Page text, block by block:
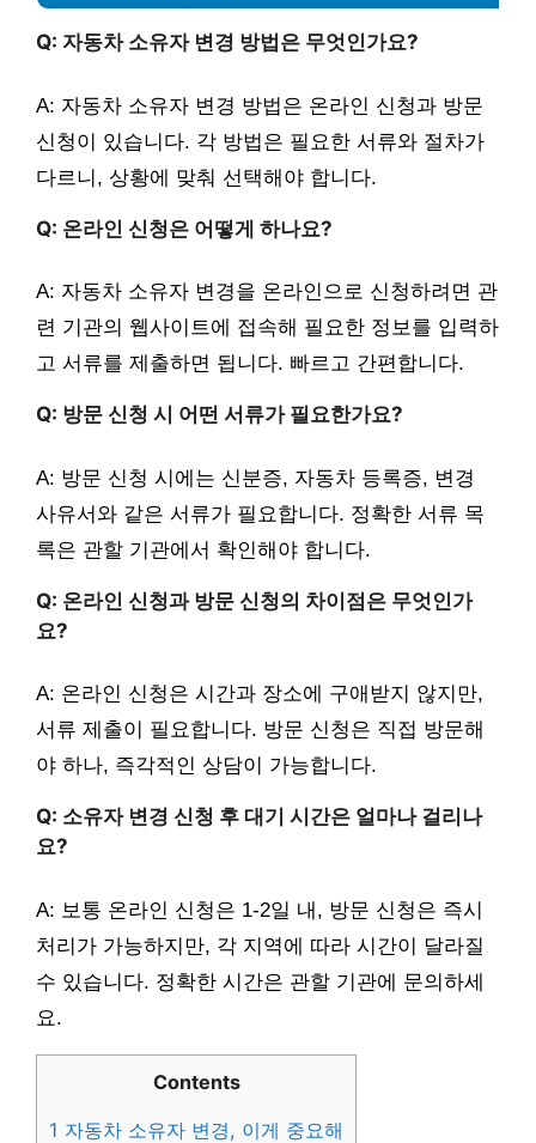
Q: 자동차 소유자 변경 방법은 무엇인가요?
A: 자동차 소유자 변경 방법은 온라인 신청과 방문
신청이 있습니다. 각 방법은 필요한 서류와 절차가
다르니, 상황에 맞춰 선택해야 합니다.
Q: 온라인 신청은 어떻게 하나요?
A: 자동차 소유자 변경을 온라인으로 신청하려면 관
련 기관의 웹사이트에 접속해 필요한 정보를 입력하
고 서류를 제출하면 됩니다. 빠르고 간편합니다.
Q: 방문 신청 시 어떤 서류가 필요한가요?
A: 방문 신청 시에는 신분증, 자동차 등록증, 변경
사유서와 같은 서류가 필요합니다. 정확한 서류 목
록은 관할 기관에서 확인해야 합니다.
Q: 온라인 신청과 방문 신청의 차이점은 무엇인가
요?
A: 온라인 신청은 시간과 장소에 구애받지 않지만,
서류 제출이 필요합니다. 방문 신청은 직접 방문해
야 하나, 즉각적인 상담이 가능합니다.
Q: 소유자 변경 신청 후 대기 시간은 얼마나 걸리나
요?
A: 보통 온라인 신청은 1-2일 내, 방문 신청은 즉시
처리가 가능하지만, 각 지역에 따라 시간이 달라질
수 있습니다. 정확한 시간은 관할 기관에 문의하세
요.
Contents
1 자동차 소유자 변경, 이게 중요해